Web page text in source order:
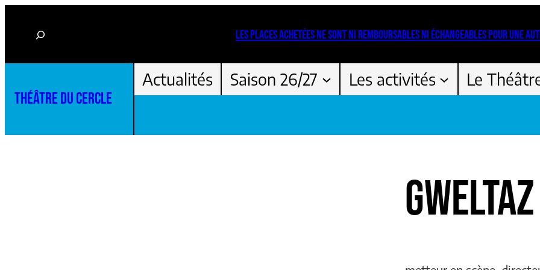
Rechercher LES PLACES ACHETÉES NE SONT NI REMBOURSABLES NI ÉCHANGEABLES POUR UNE
THÉÂTRE DU CERCLE
Actualités Saison 26/27 Les activités Le